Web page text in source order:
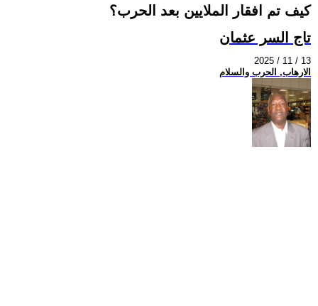
كيف تم افقار الملايين بعد الحرب؟
تاج السر عثمان
2025 / 11 / 13
الارهاب, الحرب والسلام